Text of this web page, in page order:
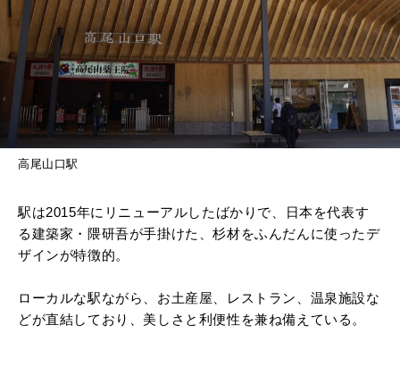
高尾山口駅
駅は2015年にリニューアルしたばかりで、日本を代表す
る建築家・隈研吾が手掛けた、杉材をふんだんに使ったデ
ザインが特徴的。
ローカルな駅ながら、お土産屋、レストラン、温泉施設な
どが直結しており、美しさと利便性を兼ね備えている。